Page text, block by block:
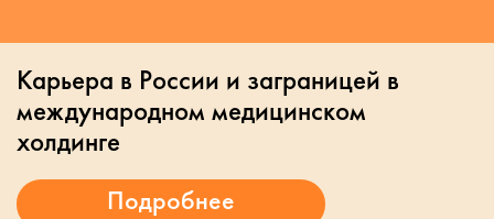
Карьера в России и заграницей в
международном медицинском
холдинге